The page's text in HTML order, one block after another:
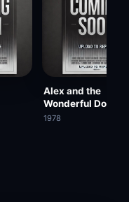
Alex and the
Wonderful Doo-
Lamp
1978